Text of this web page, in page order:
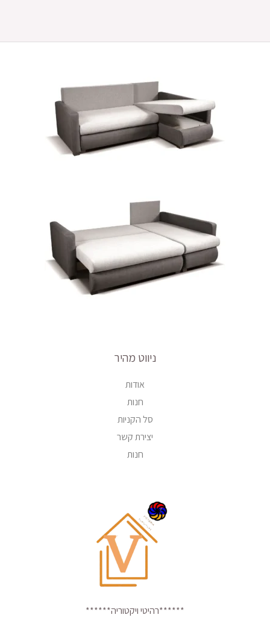
ניווט מהיר
אודות
חנות
סל הקניות
יצירת קשר
חנות
******רהיטי ויקטוריה******